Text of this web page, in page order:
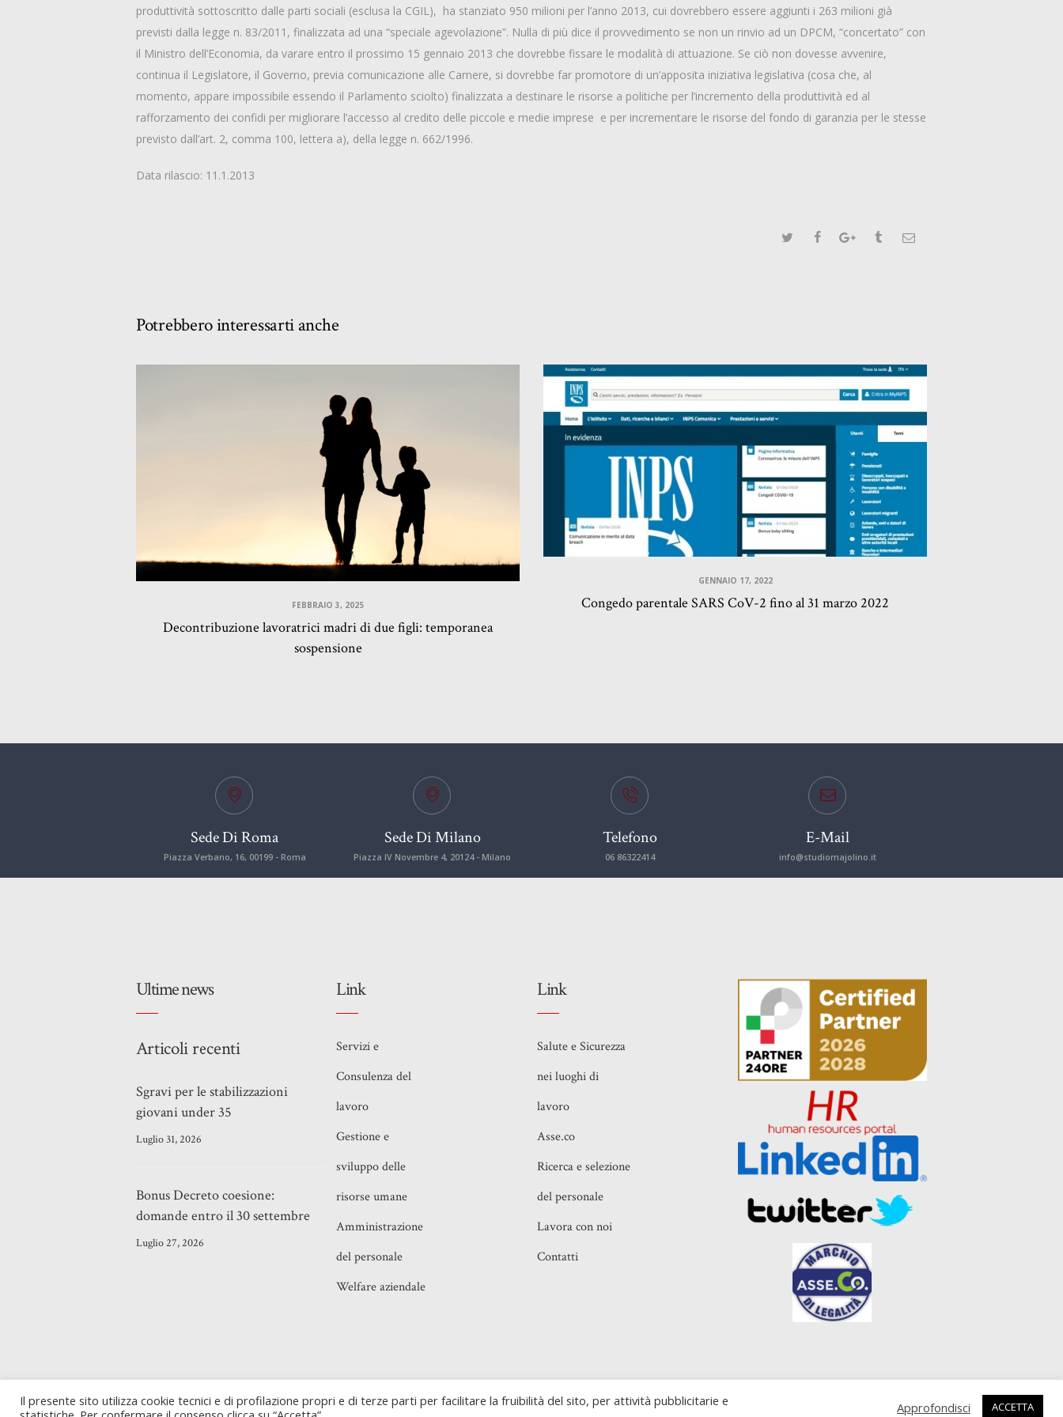
produttività sottoscritto dalle parti sociali (esclusa la CGIL), ha stanziato 950 milioni per l’anno 2013, cui dovrebbero essere aggiunti i 263 milioni già
previsti dalla legge n. 83/2011, finalizzata ad una “speciale agevolazione”. Nulla di più dice il provvedimento se non un rinvio ad un DPCM, “concertato” con
il Ministro dell’Economia, da varare entro il prossimo 15 gennaio 2013 che dovrebbe fissare le modalità di attuazione. Se ciò non dovesse avvenire,
continua il Legislatore, il Governo, previa comunicazione alle Camere, si dovrebbe far promotore di un’apposita iniziativa legislativa (cosa che, al
momento, appare impossibile essendo il Parlamento sciolto) finalizzata a destinare le risorse a politiche per l’incremento della produttività ed al
rafforzamento dei confidi per migliorare l’accesso al credito delle piccole e medie imprese e per incrementare le risorse del fondo di garanzia per le stesse
previsto dall’art. 2, comma 100, lettera a), della legge n. 662/1996.
Data rilascio: 11.1.2013
Potrebbero interessarti anche
FEBBRAIO 3, 2025
Decontribuzione lavoratrici madri di due figli: temporanea
sospensione
GENNAIO 17, 2022
Congedo parentale SARS CoV-2 fino al 31 marzo 2022
Sede Di Roma
Piazza Verbano, 16, 00199 - Roma
Sede Di Milano
Piazza IV Novembre 4, 20124 - Milano
Telefono
06 86322414
E-Mail
info@studiomajolino.it
Ultime news
Articoli recenti
Sgravi per le stabilizzazioni
giovani under 35
Luglio 31, 2026
Bonus Decreto coesione:
domande entro il 30 settembre
Luglio 27, 2026
Link
Servizi e
Consulenza del
lavoro
Gestione e
sviluppo delle
risorse umane
Amministrazione
del personale
Welfare aziendale
Link
Salute e Sicurezza
nei luoghi di
lavoro
Asse.co
Ricerca e selezione
del personale
Lavora con noi
Contatti
Milano (MI) - P. IVA 10843450585
Il presente sito utilizza cookie tecnici e di profilazione propri e di terze parti per facilitare la fruibilità del sito, per attività pubblicitarie e
Approfondisci ACCETTA